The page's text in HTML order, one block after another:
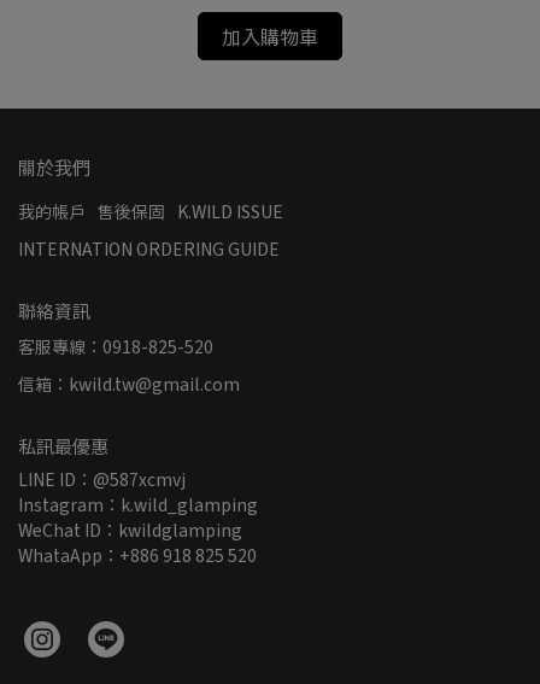
加入購物車
關於我們
我的帳戶 售後保固 K.WILD ISSUE
INTERNATION ORDERING GUIDE
聯絡資訊
客服專線：0918-825-520
信箱：kwild.tw@gmail.com
私訊最優惠
LINE ID：@587xcmvj
Instagram：k.wild_glamping
WeChat ID：kwildglamping
WhataApp：+886 918 825 520